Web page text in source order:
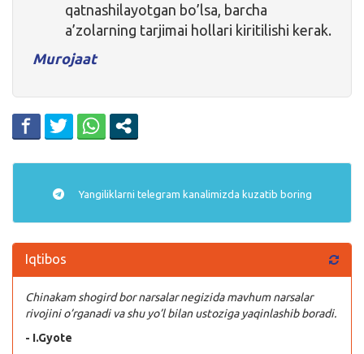
qatnashilayotgan bo’lsa, barcha
a’zolarning tarjimai hollari kiritilishi kerak.
Murojaat
Yangiliklarni telegram kanalimizda kuzatib boring
Iqtibos
Chinakam shogird bor narsalar negizida mavhum narsalar
rivojini o’rganadi va shu yo’l bilan ustoziga yaqinlashib boradi.
- I.Gyote